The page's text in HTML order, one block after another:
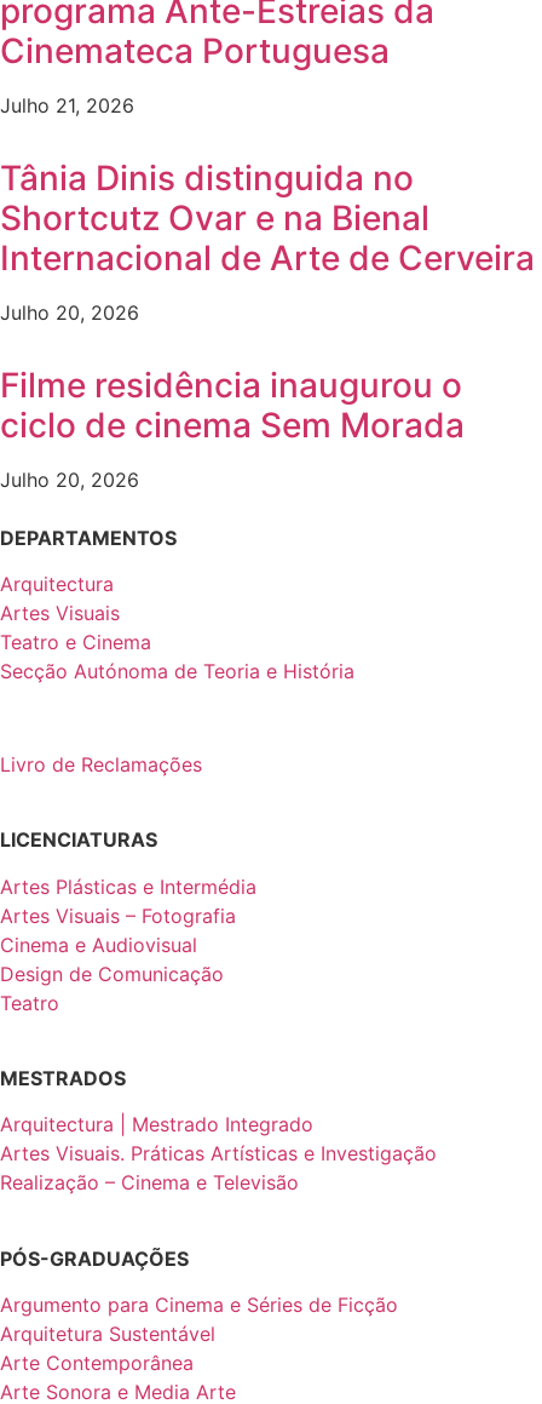
programa Ante-Estreias da
Cinemateca Portuguesa
Julho 21, 2026
Tânia Dinis distinguida no
Shortcutz Ovar e na Bienal
Internacional de Arte de Cerveira
Julho 20, 2026
Filme residência inaugurou o
ciclo de cinema Sem Morada
Julho 20, 2026
DEPARTAMENTOS
Arquitectura
Artes Visuais
Teatro e Cinema
Secção Autónoma de Teoria e História
Livro de Reclamações
LICENCIATURAS
Artes Plásticas e Intermédia
Artes Visuais – Fotografia
Cinema e Audiovisual
Design de Comunicação
Teatro
MESTRADOS
Arquitectura | Mestrado Integrado
Artes Visuais. Práticas Artísticas e Investigação
Realização – Cinema e Televisão
PÓS-GRADUAÇÕES
Argumento para Cinema e Séries de Ficção
Arquitetura Sustentável
Arte Contemporânea
Arte Sonora e Media Arte